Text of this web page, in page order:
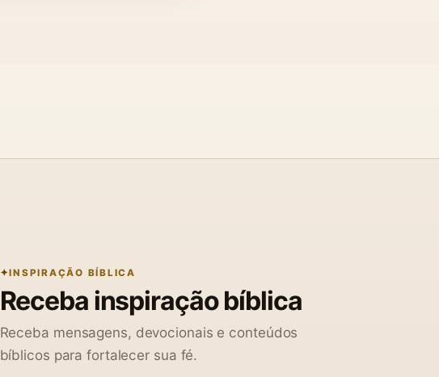
INSPIRAÇÃO BÍBLICA
Receba inspiração bíblica
Receba mensagens, devocionais e conteúdos
bíblicos para fortalecer sua fé.